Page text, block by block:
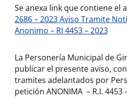
Se anexa link que contiene el
2686 – 2023 Aviso Tramite
Anonimo – RI 4453 – 2023
La Personería Municipal de
publicar el presente aviso,
tramites adelantados por
petición ANONIMA – R.I. 4453